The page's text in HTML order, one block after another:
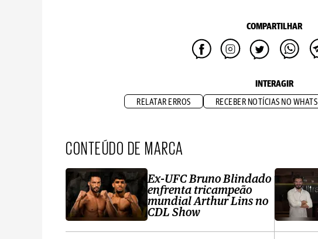
COMPARTILHAR
INTERAGIR
RELATAR ERROS RECEBER NOTÍCIAS NO WHATS
CONTEÚDO DE MARCA
Ex-UFC Bruno Blindado
enfrenta tricampeão
mundial Arthur Lins no
CDL Show